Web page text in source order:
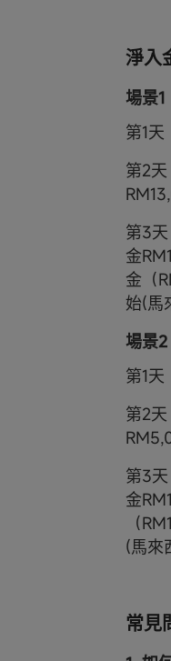
淨入
場景1
第1
第2
第3
金
金（
始(馬
場景2
第1
第2
第3
金
（
(馬來
常見